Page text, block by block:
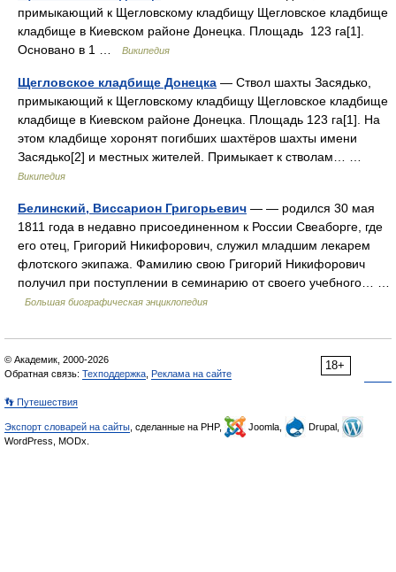
примыкающий к Щегловскому кладбищу Щегловское кладбище
кладбище в Киевском районе Донецка. Площадь 123 га[1].
Основано в 1 …
Википедия
Щегловское кладбище Донецка — Ствол шахты Засядько,
примыкающий к Щегловскому кладбищу Щегловское кладбище
кладбище в Киевском районе Донецка. Площадь 123 га[1]. На
этом кладбище хоронят погибших шахтёров шахты имени
Засядько[2] и местных жителей. Примыкает к стволам… …
Википедия
Белинский, Виссарион Григорьевич — — родился 30 мая
1811 года в недавно присоединенном к России Свеаборге, где
его отец, Григорий Никифорович, служил младшим лекарем
флотского экипажа. Фамилию свою Григорий Никифорович
получил при поступлении в семинарию от своего учебного… …
Большая биографическая энциклопедия
18+
© Академик, 2000-2026
Обратная связь: Техподдержка Реклама на сайте
👣 Путешествия
Экспорт словарей на сайты , сделанные на PHP, Joomla,
Drupal,
WordPress, MODx.